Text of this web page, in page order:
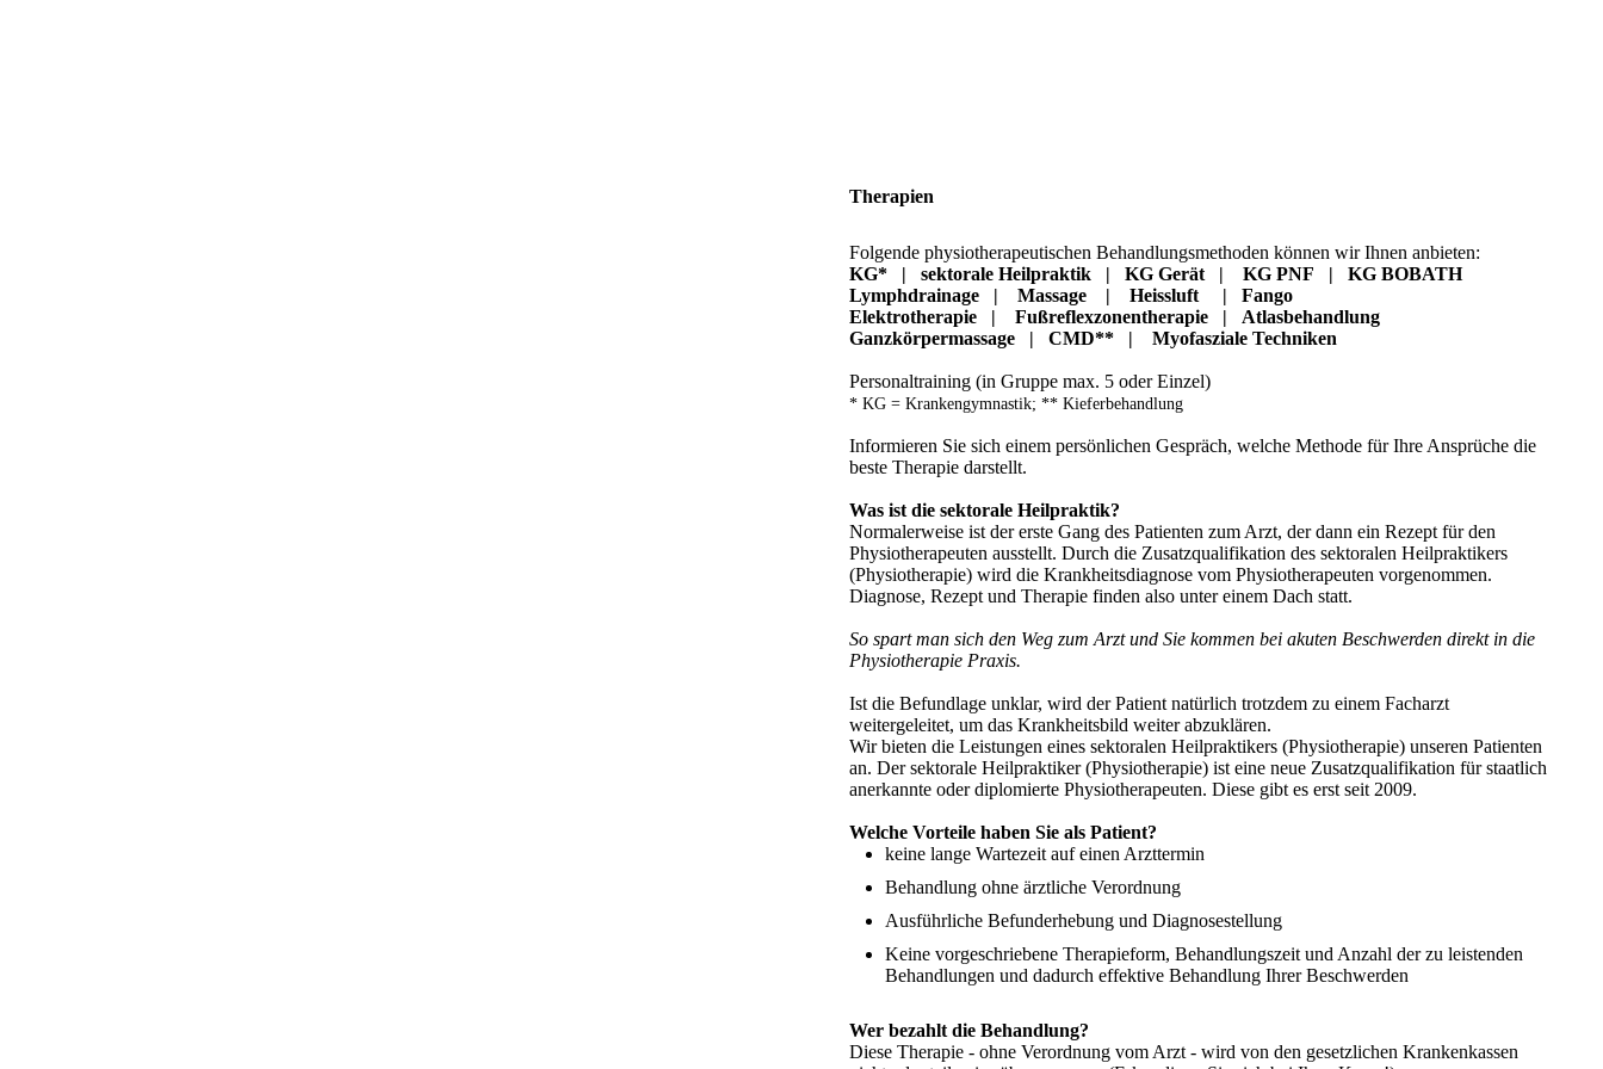
Therapien
Folgende physiotherapeutischen Behandlungsmethoden können wir Ihnen anbieten:
KG* | sektorale Heilpraktik | KG Gerät | KG PNF | KG BOBATH
Lymphdrainage | Massage | Heissluft | Fango
Elektrotherapie | Fußreflexzonentherapie | Atlasbehandlung
Ganzkörpermassage | CMD** | Myofasziale Techniken
Personaltraining (in Gruppe max. 5 oder Einzel)
* KG = Krankengymnastik; ** Kieferbehandlung
Informieren Sie sich einem persönlichen Gespräch, welche Methode für Ihre Ansprüche die
beste Therapie darstellt.
Was ist die sektorale Heilpraktik?
Normalerweise ist der erste Gang des Patienten zum Arzt, der dann ein Rezept für den
Physiotherapeuten ausstellt. Durch die Zusatzqualifikation des sektoralen Heilpraktikers
(Physiotherapie) wird die Krankheitsdiagnose vom Physiotherapeuten vorgenommen.
Diagnose, Rezept und Therapie finden also unter einem Dach statt.
So spart man sich den Weg zum Arzt und Sie kommen bei akuten Beschwerden direkt in die
Physiotherapie Praxis.
Ist die Befundlage unklar, wird der Patient natürlich trotzdem zu einem Facharzt
weitergeleitet, um das Krankheitsbild weiter abzuklären.
Wir bieten die Leistungen eines sektoralen Heilpraktikers (Physiotherapie) unseren Patienten
an. Der sektorale Heilpraktiker (Physiotherapie) ist eine neue Zusatzqualifikation für staatlich
anerkannte oder diplomierte Physiotherapeuten. Diese gibt es erst seit 2009.
Welche Vorteile haben Sie als Patient?
keine lange Wartezeit auf einen Arzttermin
Behandlung ohne ärztliche Verordnung
Ausführliche Befunderhebung und Diagnosestellung
Keine vorgeschriebene Therapieform, Behandlungszeit und Anzahl der zu leistenden
Behandlungen und dadurch effektive Behandlung Ihrer Beschwerden
Wer bezahlt die Behandlung?
Diese Therapie - ohne Verordnung vom Arzt - wird von den gesetzlichen Krankenkassen